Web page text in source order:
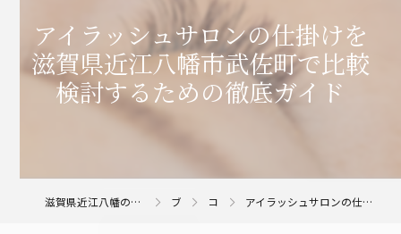
アイラッシュサロンの仕掛けを
滋賀県近江八幡市武佐町で比較
検討するための徹底ガイド
滋賀県近江八幡のアイラッシュサロンならMoa eyelash/eyebrow ブログ コラム アイラッシュサロンの仕掛けを滋賀県近江八幡市武佐町で比較検討するための徹底ガイド